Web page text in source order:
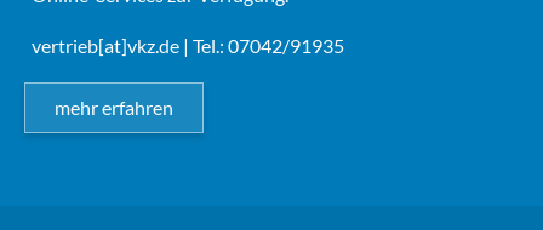
vertrieb[at]vkz.de | Tel.: 07042/91935
mehr erfahren